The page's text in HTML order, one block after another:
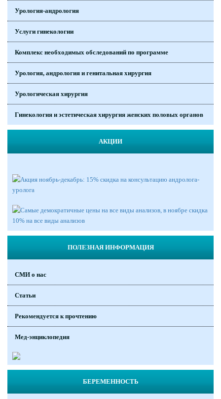
Урология-андрология
Услуги гинекологии
Комплекс необходимых обследований по программе
Урология, андрология и генитальная хирургия
Урологическая хирургия
Гинекология и эстетическая хирургия женских половых органов
АКЦИИ
ПОЛЕЗНАЯ ИНФОРМАЦИЯ
СМИ о нас
Статьи
Рекомендуется к прочтению
Мед-энциклопедия
БЕРЕМЕННОСТЬ